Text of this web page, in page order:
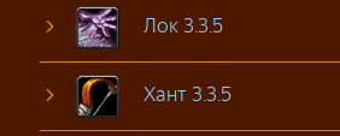
Лок 3.3.5
Хант 3.3.5